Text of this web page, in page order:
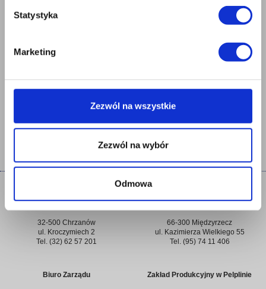
Statystyka
Marketing
Zezwól na wszystkie
Zezwól na wybór
Odmowa
Chrzanowie
32-500 Chrzanów
ul. Kroczymiech 2
Tel. (32) 62 57 201
Międzyrzeczu
66-300 Międzyrzecz
ul. Kazimierza Wielkiego 55
Tel. (95) 74 11 406
Biuro Zarządu Zakład Produkcyjny w Pelplinie